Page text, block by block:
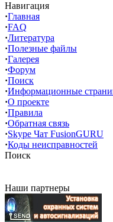
Навигация
·Главная
·FAQ
·Литература
·Полезные файлы
·Галерея
·Форум
·Поиск
·Информационные
·О проекте
·Правила
·Обратная связь
·Skype Чат FusionGURU
·Коды неисправностей
Поиск
Наши партнеры